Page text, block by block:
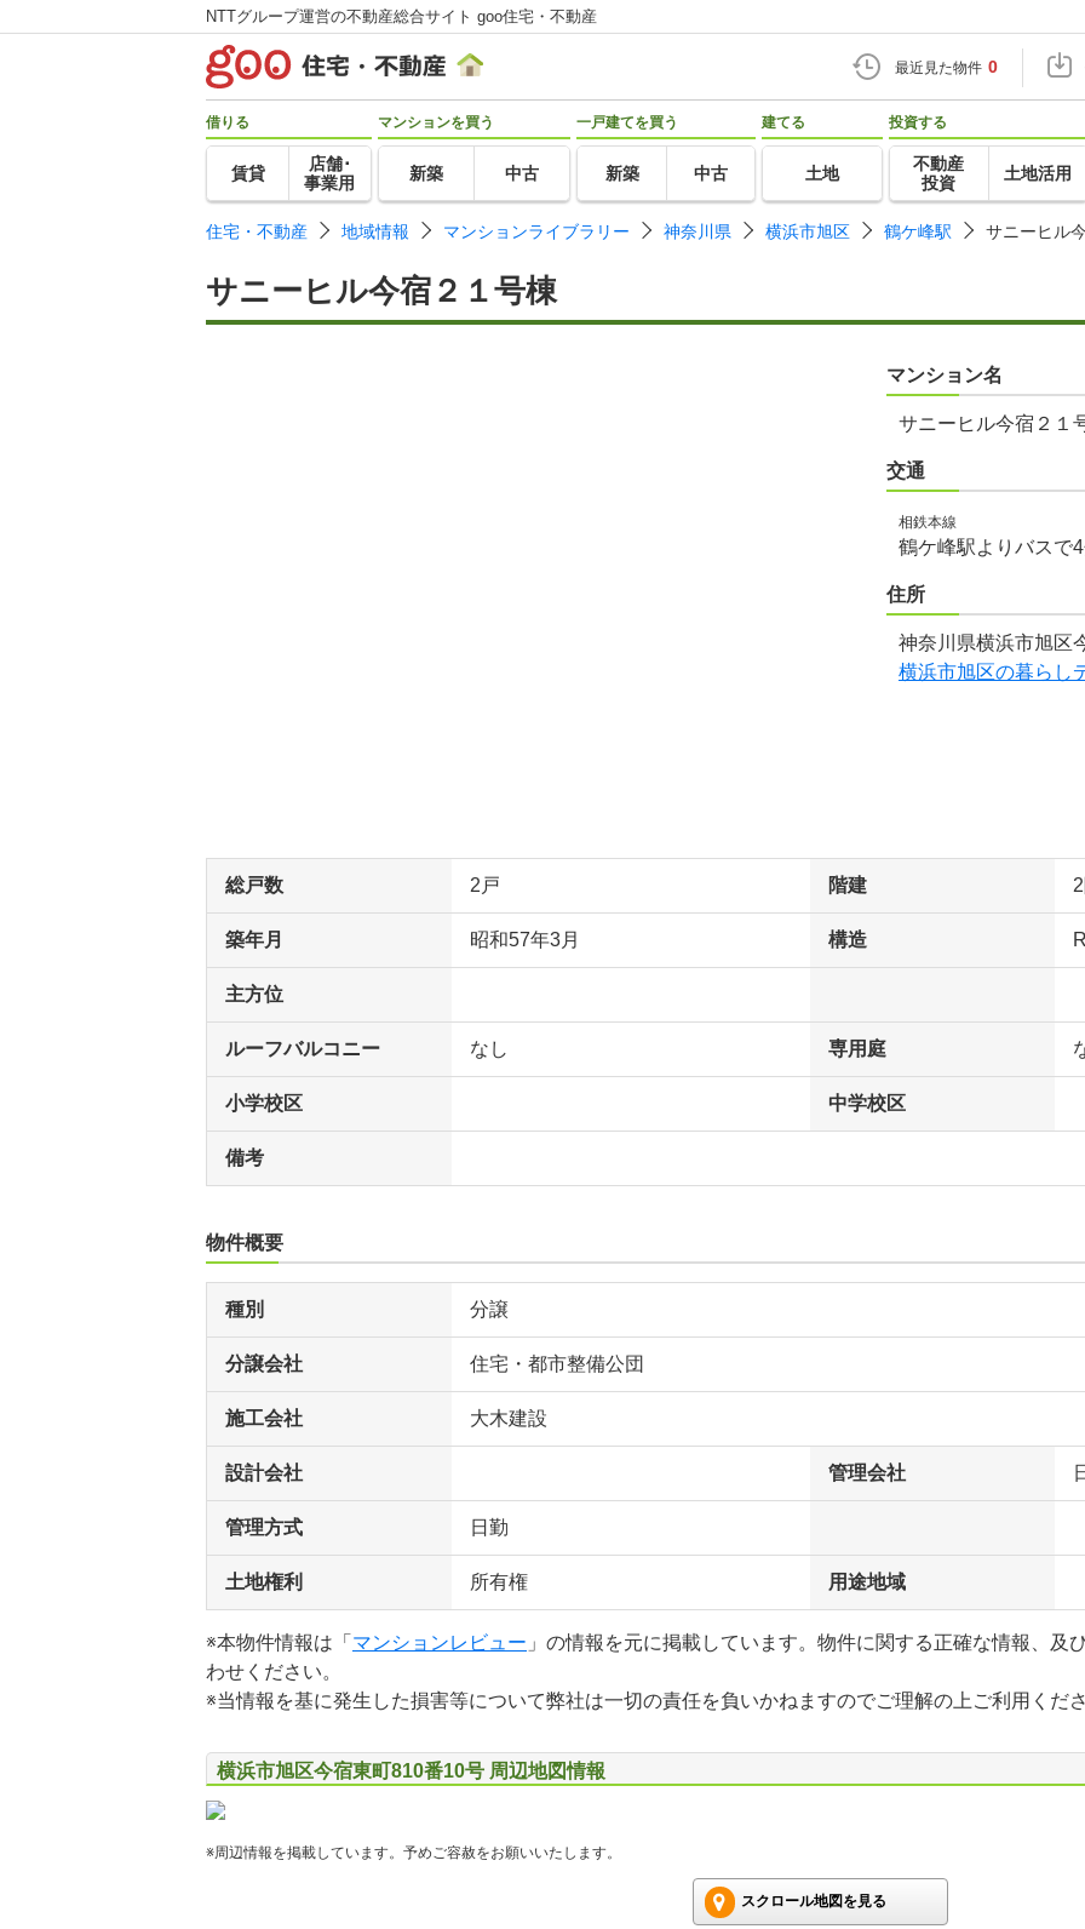
NTTグループ運営の不動産総合サイト goo住宅・不動産
最近見た物件 0
借りる
賃貸
店舗･
事業用
マンションを買う
新築 中古
一戸建てを買う
新築 中古
建てる
土地
投資する
不動産
投資
土地活用
住宅・不動産 地域情報 マンションライブラリー 神奈川県 横浜市旭区 鶴ケ峰駅 サニーヒル
サニーヒル今宿２１号棟
マンション名
サニーヒル今宿２１
交通
相鉄本線
鶴ケ峰駅よりバスで
住所
神奈川県横浜市旭区
横浜市旭区の暮らし
総戸数 2戸 階建
築年月 昭和57年3月 構造
主方位
ルーフバルコニー なし 専用庭
小学校区 中学校区
備考
物件概要
種別 分譲
分譲会社 住宅・都市整備公団
施工会社 大木建設
設計会社 管理会社
管理方式 日勤
土地権利 所有権 用途地域
※本物件情報は「 マンションレビュー 」の情報を元に掲載しています。物件に関する正確な情報、及
わせください。
※当情報を基に発生した損害等について弊社は一切の責任を負いかねますのでご理解の上ご利用くださ
横浜市旭区今宿東町810番10号 周辺地図情報
※周辺情報を掲載しています。予めご容赦をお願いいたします。
スクロール地図を見る